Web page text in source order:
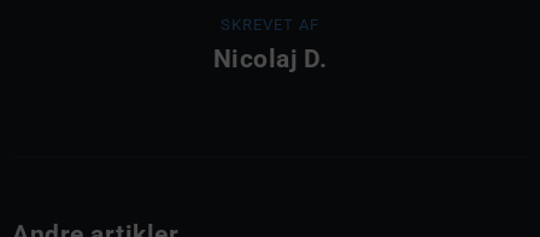
SKREVET AF
Nicolaj D.